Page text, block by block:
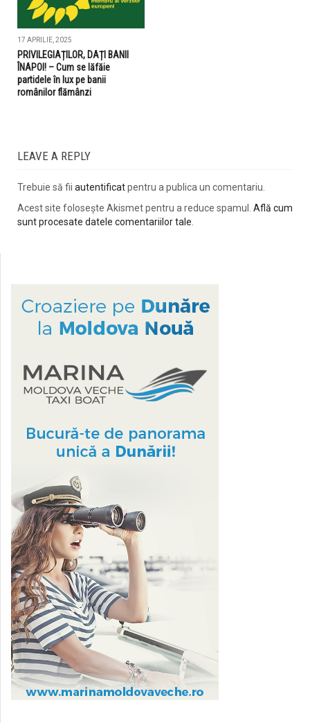
17 APRILIE, 2025
PRIVILEGIAȚILOR, DAȚI BANII
ÎNAPOI! – Cum se lăfăie
partidele în lux pe banii
românilor flămânzi
LEAVE A REPLY
Trebuie să fii autentificatpentru a publica un comentariu.
Acest site folosește Akismet pentru a reduce spamul. Află cum
sunt procesate datele comentariilor tale